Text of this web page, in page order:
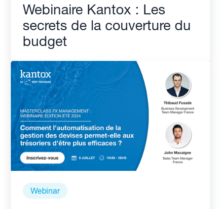
Webinaire Kantox : Les
secrets de la couverture du
budget
Webinar